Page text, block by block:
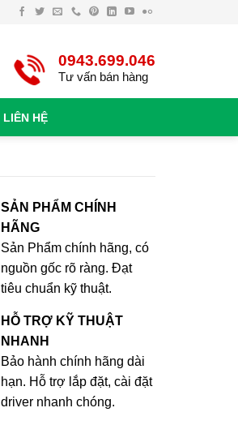
0943.699.046
Tư vấn bán hàng
LIÊN HỆ
SẢN PHẨM CHÍNH
HÃNG
Sản Phẩm chính hãng, có
nguồn gốc rõ ràng. Đạt
tiêu chuẩn kỹ thuật.
HỖ TRỢ KỸ THUẬT
NHANH
Bảo hành chính hãng dài
hạn. Hỗ trợ lắp đặt, cài đặt
driver nhanh chóng.